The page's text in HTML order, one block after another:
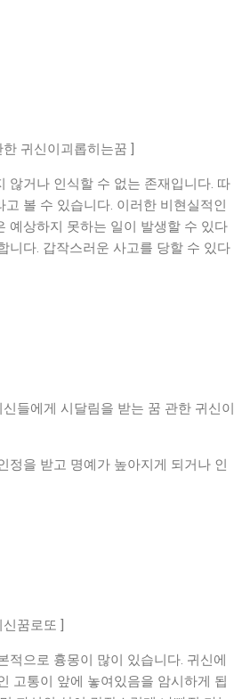
귀신이괴롭히는꿈 ]
않거나 인식할 수 없는 존재입니다. 따
볼 수 있습니다. 이러한 비현실적인
예상하지 못하는 일이 발생할 수 있다
니다. 갑작스러운 사고를 당할 수 있다
들에게 시달림을 받는 꿈 관한 귀신이
정을 받고 명예가 높아지게 되거나 인
꿈로또 ]
적으로 흉몽이 많이 있습니다. 귀신에
고통이 앞에 놓여있음을 암시하게 됩